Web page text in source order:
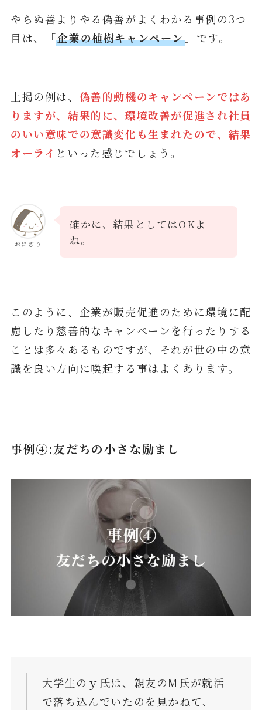
やらぬ善よりやる偽善がよくわかる事例の3つ
目は、「企業の植樹キャンペーン 」です。
上掲の例は、 偽善的動機のキャンペーンではあ
りますが、結果的に、環境改善が促進され社員
のいい意味での意識変化も生まれたので、結果
オーライ といった感じでしょう。
おにぎり
確かに、結果としてはOKよ
ね。
このように、企業が販売促進のために環境に配
慮したり慈善的なキャンペーンを行ったりする
ことは多々あるものですが、それが世の中の意
識を良い方向に喚起する事はよくあります。
事例④:友だちの小さな励まし
大学生のｙ氏は、親友のM氏が就活
で落ち込んでいたのを見かねて、